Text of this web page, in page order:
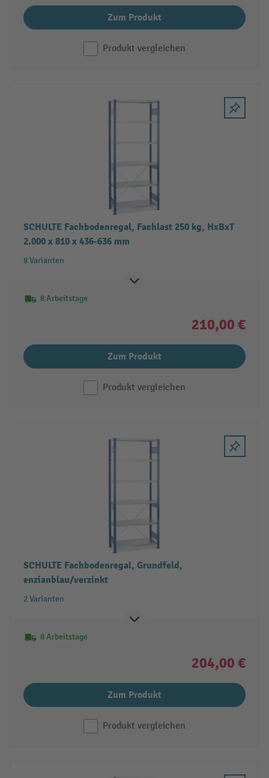
Zum Produkt
Produkt vergleichen
SCHULTE Fachbodenregal, Fachlast 250 kg, HxBxT
2.000 x 810 x 436-636 mm
8 Varianten
8 Arbeitstage
210,00 €
Zum Produkt
Produkt vergleichen
SCHULTE Fachbodenregal, Grundfeld,
enzianblau/verzinkt
2 Varianten
8 Arbeitstage
204,00 €
Zum Produkt
Produkt vergleichen